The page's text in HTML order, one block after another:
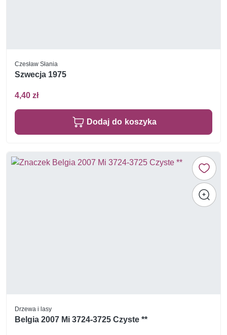
Czesław Słania
Szwecja 1975
4,40 zł
Dodaj do koszyka
Drzewa i lasy
Belgia 2007 Mi 3724-3725 Czyste **